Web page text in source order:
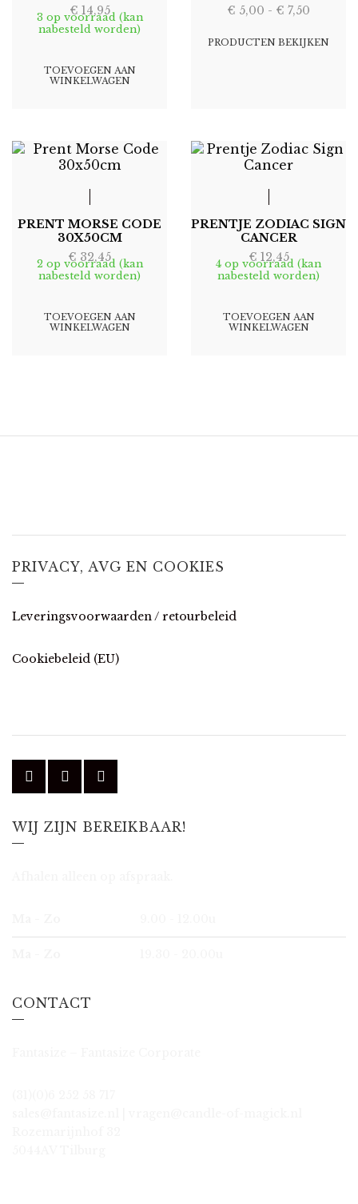
€ 14,95
3 op voorraad (kan
nabesteld worden)
TOEVOEGEN AAN
WINKELWAGEN
€ 5,00 - € 7,50
tot
PRODUCTEN BEKIJKEN
PRENT MORSE CODE
30X50CM
€ 32,45
2 op voorraad (kan
nabesteld worden)
TOEVOEGEN AAN
WINKELWAGEN
PRENTJE ZODIAC SIGN
CANCER
€ 12,45
4 op voorraad (kan
nabesteld worden)
TOEVOEGEN AAN
WINKELWAGEN
PRIVACY, AVG EN COOKIES
Leveringsvoorwaarden / retourbeleid
Cookiebeleid (EU)
WIJ ZIJN BEREIKBAAR!
CONTACT